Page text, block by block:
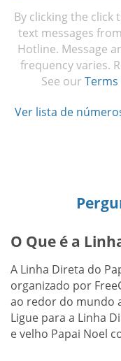
By clicking the click
text messages
Hotline. Message
frequency varies.
See our Terms
Ver lista de
O Que é a
A Linha Direta do
organizado por
ao redor do mundo
Ligue para a Linha
e velho Papai Noel